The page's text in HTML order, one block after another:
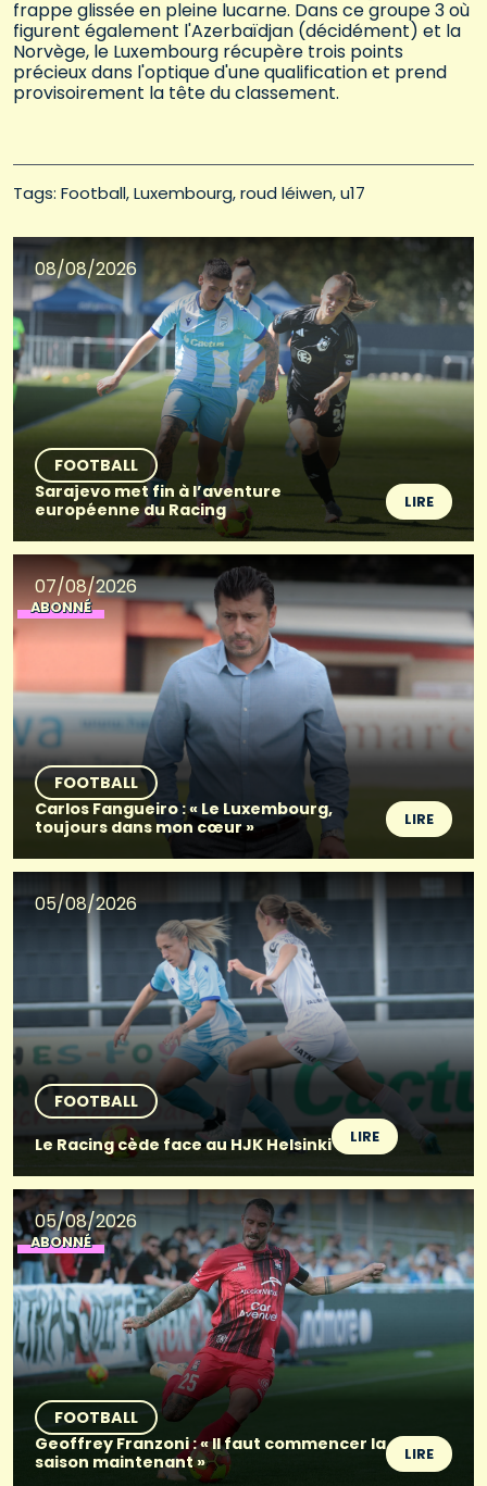
frappe glissée en pleine lucarne. Dans ce groupe 3 où
figurent également l'Azerbaïdjan (décidément) et la
Norvège, le Luxembourg récupère trois points
précieux dans l'optique d'une qualification et prend
provisoirement la tête du classement.
Tags: Football Luxembourg roud léiwen u17
08/08/2026
FOOTBALL
Sarajevo met fin à l’aventure
européenne du Racing
LIRE
07/08/2026
ABONNÉ
FOOTBALL
Carlos Fangueiro : « Le Luxembourg,
toujours dans mon cœur »
LIRE
05/08/2026
FOOTBALL
Le Racing cède face au HJK Helsinki
LIRE
05/08/2026
ABONNÉ
FOOTBALL
Geoffrey Franzoni : « Il faut commencer la
saison maintenant »
LIRE